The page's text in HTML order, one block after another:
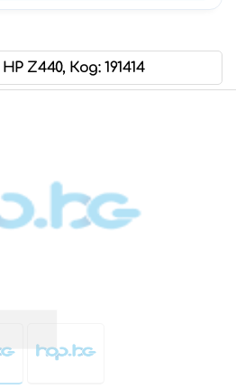
Z440, Код: 191414